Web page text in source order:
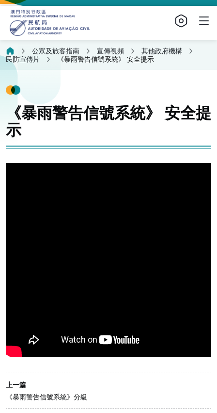
公眾及旅客指南 宣傳視頻
其他政府機構
民防宣傳片
《暴雨警告信號系統》 安全提示
《暴雨警告信號系統》 安全提
示
上一篇
《暴雨警告信號系統》分級